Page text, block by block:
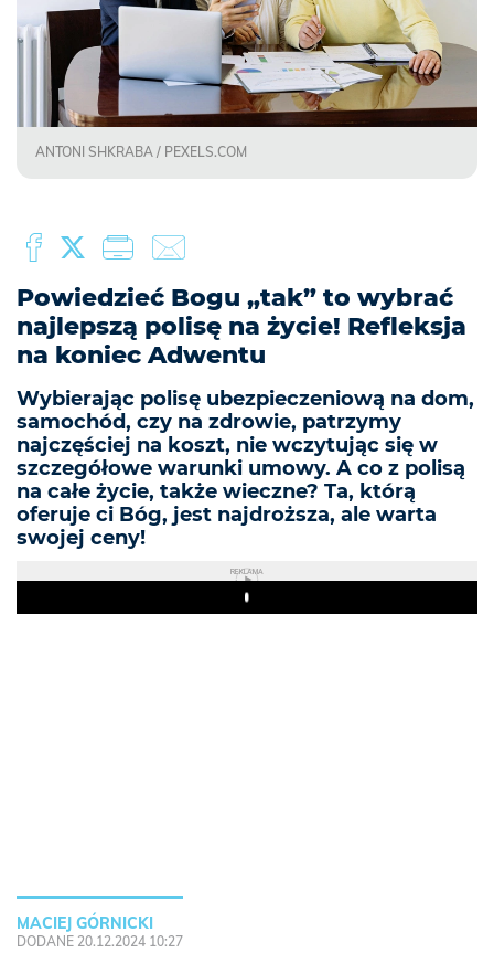
ANTONI SHKRABA / PEXELS.COM
Powiedzieć Bogu „tak” to wybrać
najlepszą polisę na życie! Refleksja
na koniec Adwentu
Wybierając polisę ubezpieczeniową na dom,
samochód, czy na zdrowie, patrzymy
najczęściej na koszt, nie wczytując się w
szczegółowe warunki umowy. A co z polisą
na całe życie, także wieczne? Ta, którą
oferuje ci Bóg, jest najdroższa, ale warta
swojej ceny!
REKLAMA
Play
MACIEJ GÓRNICKI
DODANE 20.12.2024 10:27